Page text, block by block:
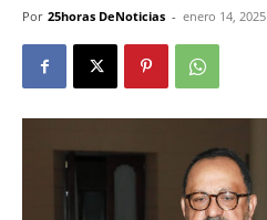
Por 25horas DeNoticias - enero 14, 2025